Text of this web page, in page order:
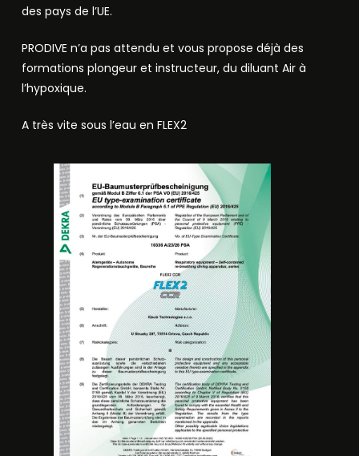
des pays de l’UE.
PRODIVE n’a pas attendu et vous propose déjà des
formations plongeur et instructeur, du diluant Air à
l’hypoxique.
A très vite sous l’eau en FLEX2